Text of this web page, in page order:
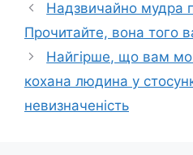
Надзвичайно мудра
Прочитайте, вона того
Найгірше, що вам
кохана людина у
невизначеність